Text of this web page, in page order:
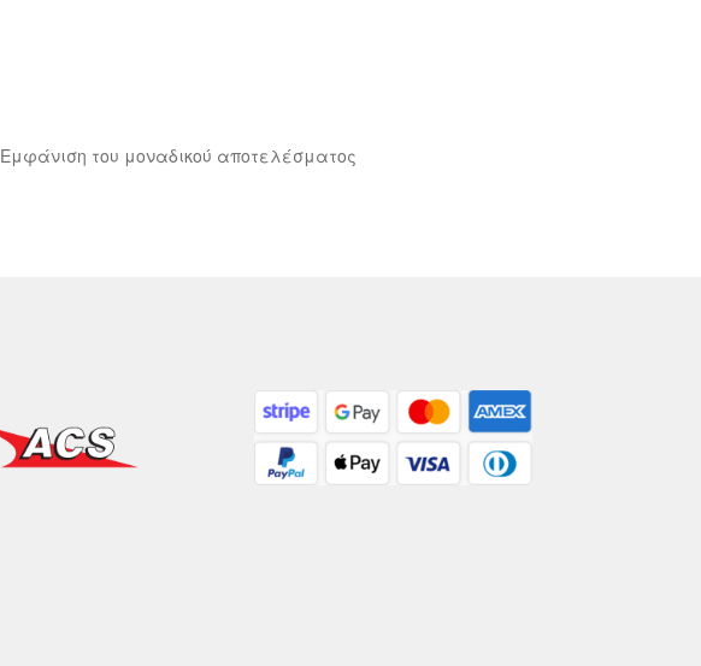
Εμφάνιση του μοναδικού αποτελέσματος